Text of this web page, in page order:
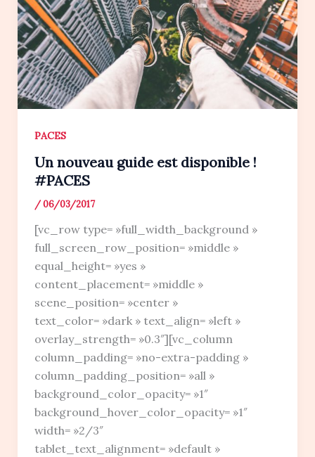
PACES
Un nouveau guide est disponible !
#PACES
/06/03/2017
[vc_row type= »full_width_background »
full_screen_row_position= »middle »
equal_height= »yes »
content_placement= »middle »
scene_position= »center »
text_color= »dark » text_align= »left »
overlay_strength= »0.3″][vc_column
column_padding= »no-extra-padding »
column_padding_position= »all »
background_color_opacity= »1″
background_hover_color_opacity= »1″
width= »2/3″
tablet_text_alignment= »default »